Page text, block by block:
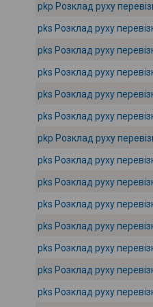
pkp Розклад руху
pks Розклад руху
pks Розклад руху
pks Розклад руху
pks Розклад руху
pks Розклад руху
pkp Розклад руху
pks Розклад руху
pks Розклад руху
pks Розклад руху
pks Розклад руху
pks Розклад руху
pks Розклад руху
pks Розклад руху